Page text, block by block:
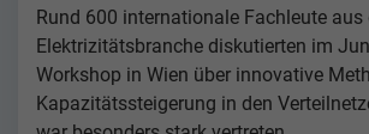
Rund 600 internationale Fachleute aus
Elektrizitätsbranche diskutierten im
Workshop in Wien über innovative
Kapazitätssteigerung in den